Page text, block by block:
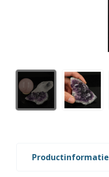
Productinformatie